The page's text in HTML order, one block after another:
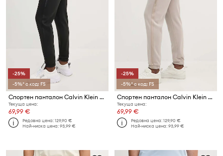
-25%
-5%* с код: FS
Спортен панталон Calvin Klein Jeans
Текуща цена:
69,99 €
Редовна цена:129,90 €
Най-ниска цена:93,99 €
-25%
-5%* с код: FS
Спортен панталон Calvin Klein Jeans
Текуща цена:
69,99 €
Редовна цена:129,90 €
Най-ниска цена:93,99 €